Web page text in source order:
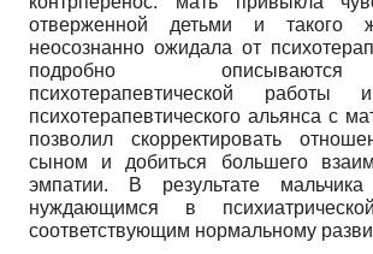
отверженной детьми и такого
неосознанно ожидала от
подробно
психотерапевтической работы
психотерапевтического альянса с
позволил скорректировать
сыном и добиться большего
эмпатии. В результате
нуждающимся в
соответствующим нормальному